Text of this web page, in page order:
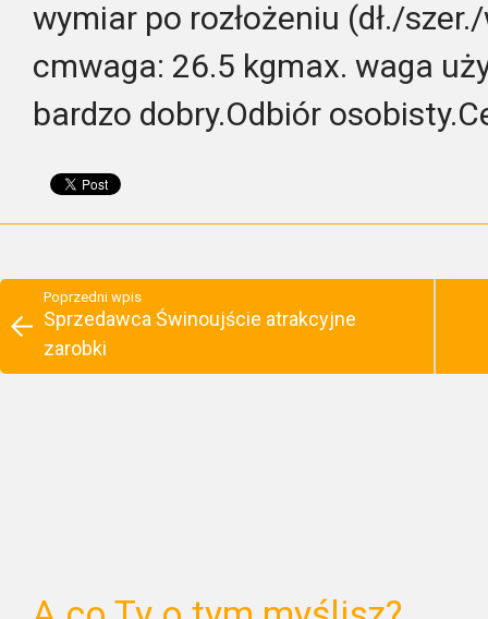
wymiar po rozłożeniu (dł./
cmwaga: 26.5 kgmax. waga
bardzo dobry.Odbiór
Poprzedni wpis
Sprzedawca Świnoujście atrakcyjne
zarobki